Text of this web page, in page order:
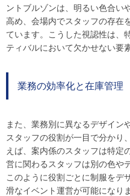
ントブルゾンは、明るい色合い
高め、会場内でスタッフの存在
ています。こうした視認性は、
ティバルにおいて欠かせない要
業務の効率化と在庫管理
また、業務別に異なるデザイン
スタッフの役割が一目で分かり
えば、案内係のスタッフは特定
営に関わるスタッフは別の色や
このように役割ごとに制服をデ
滑なイベント運営が可能になりま